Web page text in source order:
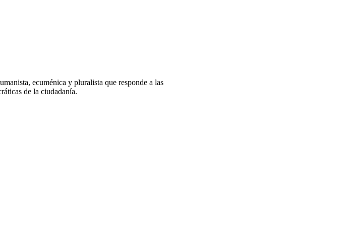
ecuménica y pluralista que responde a las
de la ciudadanía.